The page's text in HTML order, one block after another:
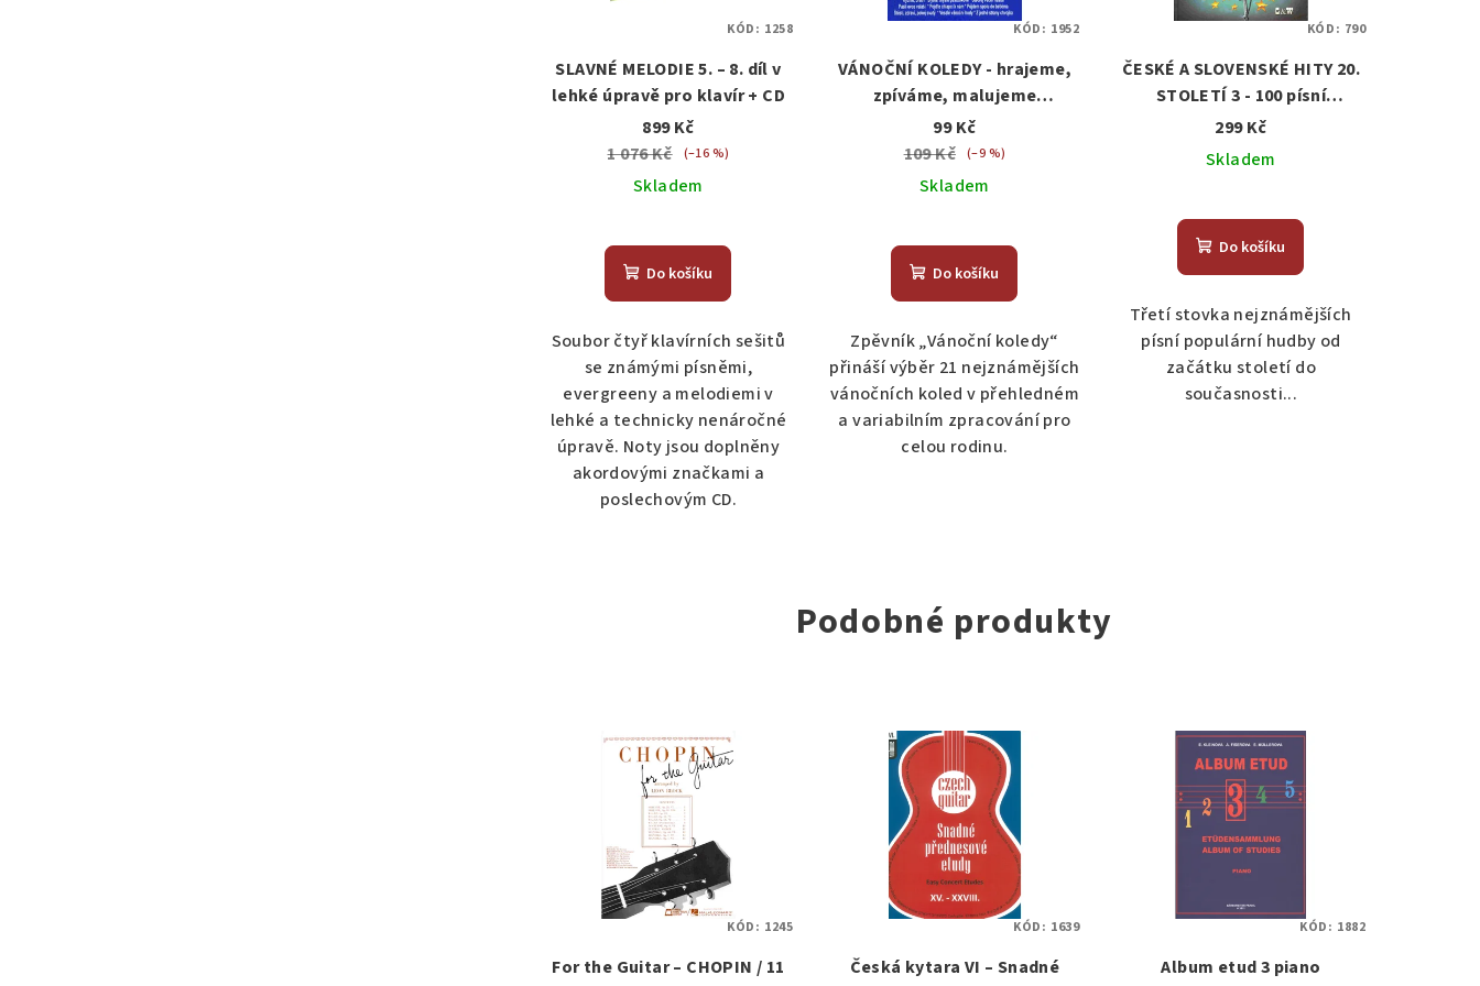
SLAVNÉ MELODIE 5. – 8. díl v
lehké úpravě pro klavír + CD
899 Kč
1 076 Kč
(–16 %)
Skladem
hodnocení
produktu
je
5,0
z
hvězdiček.
Do košíku
Soubor čtyř klavírních sešitů
se známými písněmi,
evergreeny a melodiemi v
lehké a technicky nenáročné
úpravě. Noty jsou doplněny
akordovými značkami a
poslechovým CD.
KÓD: 1258
VÁNOČNÍ KOLEDY - hrajeme,
zpíváme, malujeme
zpěv/akordy
99 Kč
109 Kč (–9 %)
Skladem
Do košíku
Zpěvník „Vánoční koledy“
přináší výběr 21 nejznámějších
vánočních koled v přehledném
a variabilním zpracování pro
celou rodinu.
KÓD: 1952
ČESKÉ A SLOVENSKÉ HITY 20.
STOLETÍ 3 - 100 písní
zpěv/akordy
299 Kč
Skladem
Do košíku
Třetí stovka nejznámějších
písní populární hudby od
začátku století do
současnosti...
KÓD: 790
Podobné produkty
For the Guitar – CHOPIN / 11
KÓD: 1245
Česká kytara VI – Snadné
KÓD: 1639
Album etud 3 piano
KÓD: 1882